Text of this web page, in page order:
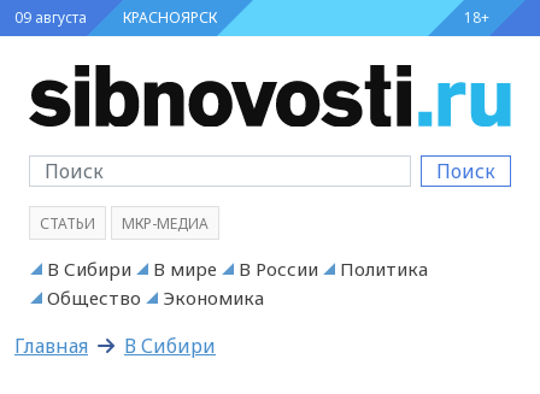
09 августа КРАСНОЯРСК 18+
Поиск
СТАТЬИ МКР-МЕДИА
В Сибири В мире В России
Политика
Общество
Экономика
Главная В Сибири